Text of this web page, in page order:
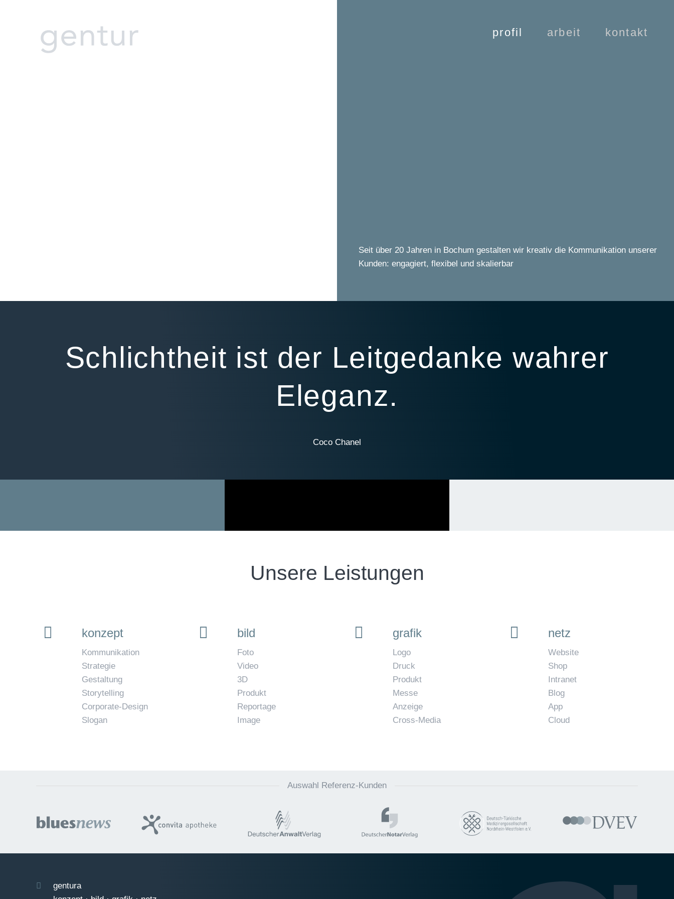
profil arbeit kontakt
Seit über 20 Jahren in Bochum gestalten wir kreativ die Kommunikation unserer
Kunden: engagiert, flexibel und skalierbar
Schlichtheit ist der Leitgedanke wahrer
Eleganz.
Coco Chanel
Unsere Leistungen
konzept
Kommunikation
Strategie
Gestaltung
Storytelling
Corporate-Design
Slogan
bild
Foto
Video
3D
Produkt
Reportage
Image
grafik
Logo
Druck
Produkt
Messe
Anzeige
Cross-Media
netz
Website
Shop
Intranet
Blog
App
Cloud
Auswahl Referenz-Kunden
gentura